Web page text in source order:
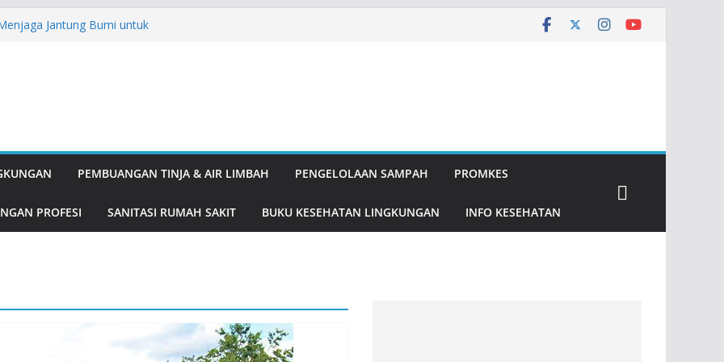
Jantung Bumi untuk
English for Adults
Ganda Tangkal Nyamuk dan
dan Delima, Duo Antioksidan
Pembangunan
PEMBUANGAN TINJA & AIR LIMBAH PENGELOLAAN SAMPAH PROMKES
PROFESI SANITASI RUMAH SAKIT BUKU KESEHATAN LINGKUNGAN INFO KESEHATAN